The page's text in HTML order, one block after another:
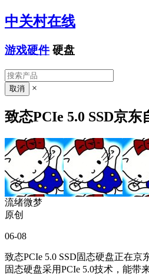
中关村在线
游戏硬件 硬盘
×
致态PCIe 5.0 SSD京东
流绪微梦
原创
06-08
致态PCIe 5.0 SSD固态硬盘正在京
固态硬盘采用PCIe 5.0技术，能带